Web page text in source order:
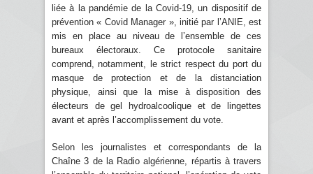
liée à la pandémie de la Covid-19, un dispositif de
prévention « Covid Manager », initié par l’ANIE, est
mis en place au niveau de l’ensemble de ces
bureaux électoraux. Ce protocole sanitaire
comprend, notamment, le strict respect du port du
masque de protection et de la distanciation
physique, ainsi que la mise à disposition des
électeurs de gel hydroalcoolique et de lingettes
avant et après l’accomplissement du vote.
Selon les journalistes et correspondants de la
Chaîne 3 de la Radio algérienne, répartis à travers